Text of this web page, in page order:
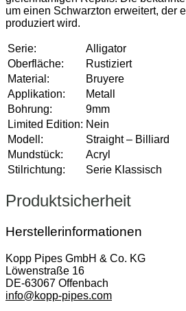
um einen Schwarzton erweitert, der
produziert wird.
Serie:
Alligator
Oberfläche:
Rustiziert
Material:
Bruyere
Applikation:
Metall
Bohrung:
9mm
Limited Edition: Nein
Modell:
Straight – Billiard
Mundstück:
Acryl
Stilrichtung:
Serie Klassisch
Produktsicherheit
Herstellerinformationen
Kopp Pipes GmbH & Co. KG
Löwenstraße 16
DE-63067 Offenbach
info@kopp-pipes.com